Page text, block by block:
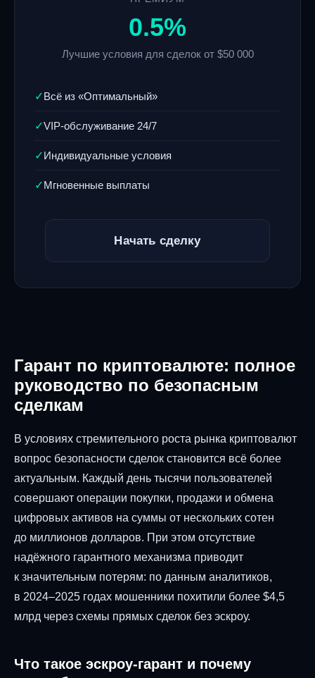
0.5%
Лучшие условия для сделок от $50 000
✓Всё из «Оптимальный»
✓VIP-обслуживание 24/7
✓Индивидуальные условия
✓Мгновенные выплаты
Начать сделку
Гарант по криптовалюте: полное
руководство по безопасным
сделкам
В условиях стремительного роста рынка криптовалют
вопрос безопасности сделок становится всё более
актуальным. Каждый день тысячи пользователей
совершают операции покупки, продажи и обмена
цифровых активов на суммы от нескольких сотен
до миллионов долларов. При этом отсутствие
надёжного гарантного механизма приводит
к значительным потерям: по данным аналитиков,
в 2024–2025 годах мошенники похитили более $4,5
млрд через схемы прямых сделок без эскроу.
Что такое эскроу-гарант и почему